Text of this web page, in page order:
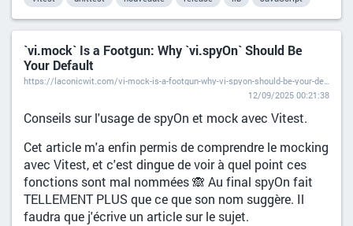
`vi.mock` Is a Footgun: Why `vi.spyOn` Should Be
Your Default
https://laconicwit.com/vi-mock-is-a-footgun-why-vi-spyon-should-be-your-default/
12/09/2025 00:21:38
Conseils sur l'usage de spyOn et mock avec Vitest.
Cet article m'a enfin permis de comprendre le mocking
avec Vitest, et c'est dingue de voir à quel point ces
fonctions sont mal nommées 🙈 Au final spyOn fait
TELLEMENT PLUS que ce que son nom suggère. Il
faudra que j'écrive un article sur le sujet.